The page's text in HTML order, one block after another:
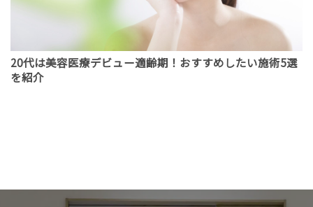
20代は美容医療デビュー適齢期！おすすめしたい施術5選
を紹介